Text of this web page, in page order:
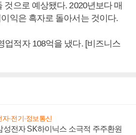
것으로 예상됐다. 2020년보다 매
익은 흑자로 돌아서는 것이다.
업적자 108억을 냈다. [비즈니스
자·전기·정보통신
성전자 SK하이닉스 소극적 주주환원